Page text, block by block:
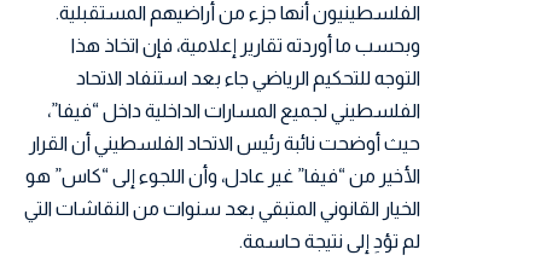
الفلسطينيون أنها جزء من أراضيهم المستقبلية.
وبحسب ما أوردته تقارير إعلامية، فإن اتخاذ هذا
التوجه للتحكيم الرياضي جاء بعد استنفاد الاتحاد
الفلسطيني لجميع المسارات الداخلية داخل “فيفا”،
حيث أوضحت نائبة رئيس الاتحاد الفلسطيني أن القرار
الأخير من “فيفا” غير عادل، وأن اللجوء إلى “كاس” هو
الخيار القانوني المتبقي بعد سنوات من النقاشات التي
لم تؤدِ إلى نتيجة حاسمة.